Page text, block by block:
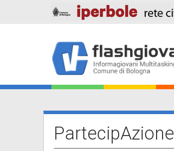
Main
navigation
PartecipAzione